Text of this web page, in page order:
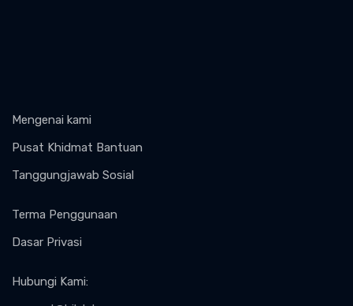
Mengenai kami
Pusat Khidmat Bantuan
Tanggungjawab Sosial
Terma Penggunaan
Dasar Privasi
Hubungi Kami: